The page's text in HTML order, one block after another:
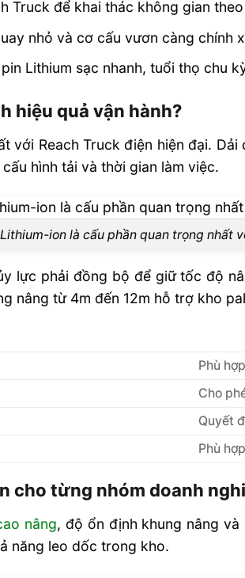
Truck để khai thác không gian
nhỏ và cơ cấu vươn càng chính
Lithium sạc nhanh, tuổi thọ chu
hiệu quả vận hành?
với Reach Truck điện hiện đại.
hình tải và thời gian làm việc.
ion là cấu phần quan trọng nhất
lực phải đồng bộ để giữ tốc độ
nâng từ 4m đến 12m hỗ trợ kho
Phù
Cho
Quyết
Phù
cho từng nhóm doanh
nâng, độ ổn định khung nâng
năng leo dốc trong kho.